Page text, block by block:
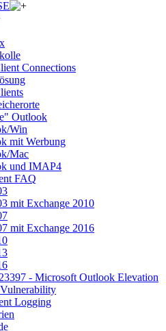
Connections
Outlook
Win
mit Werbung
Mac
und IMAP4
FAQ
mit Exchange 2010
mit Exchange 2016
- Microsoft Outlook Elevation
Logging